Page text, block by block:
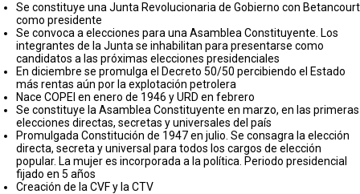
Se constituye una Junta Revolucionaria de Gobierno con Betancourt
como presidente
Se convoca a elecciones para una Asamblea Constituyente. Los
integrantes de la Junta se inhabilitan para presentarse como
candidatos a las próximas elecciones presidenciales
En diciembre se promulga el Decreto 50/50 percibiendo el Estado
más rentas aún por la explotación petrolera
Nace COPEI en enero de 1946 y URD en febrero
Se constituye la Asamblea Constituyente en marzo, en las primeras
elecciones directas, secretas y universales del país
Promulgada Constitución de 1947 en julio. Se consagra la elección
directa, secreta y universal para todos los cargos de elección
popular. La mujer es incorporada a la política. Periodo presidencial
fijado en 5 años
Creación de la CVF y la CTV